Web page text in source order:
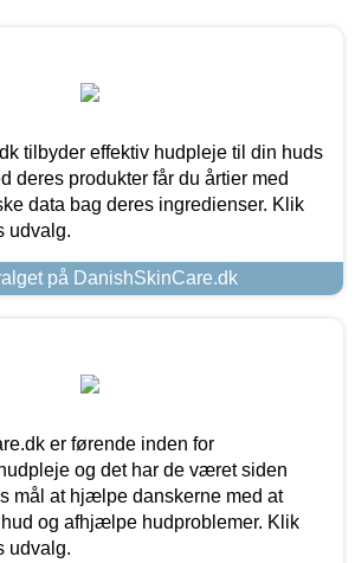
tilbyder effektiv hudpleje til din huds
deres produkter får du årtier med
data bag deres ingredienser. Klik
udvalg.
på DanishSkinCare.dk
er førende inden for
og det har de været siden
mål at hjælpe danskerne med at
og afhjælpe hudproblemer. Klik
udvalg.